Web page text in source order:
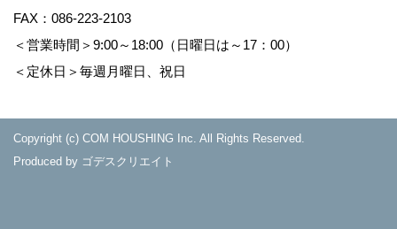
FAX：086-223-2103
＜営業時間＞9:00～18:00（日曜日は～17：00）
＜定休日＞毎週月曜日、祝日
Copyright (c) COM HOUSHING Inc. All Rights Reserved.
Produced by ゴデスクリエイト